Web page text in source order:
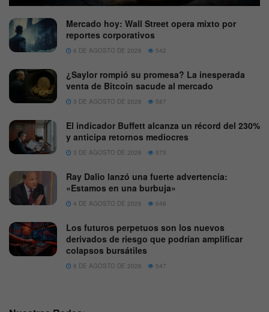
Mercado hoy: Wall Street opera mixto por
reportes corporativos
6 DE AGOSTO DE 2026 542
¿Saylor rompió su promesa? La inesperada
venta de Bitcoin sacude al mercado
3 DE AGOSTO DE 2026 587
El indicador Buffett alcanza un récord del 230%
y anticipa retornos mediocres
3 DE AGOSTO DE 2026 575
Ray Dalio lanzó una fuerte advertencia:
«Estamos en una burbuja»
4 DE AGOSTO DE 2026 648
Los futuros perpetuos son los nuevos
derivados de riesgo que podrían amplificar
colapsos bursátiles
6 DE AGOSTO DE 2026 547